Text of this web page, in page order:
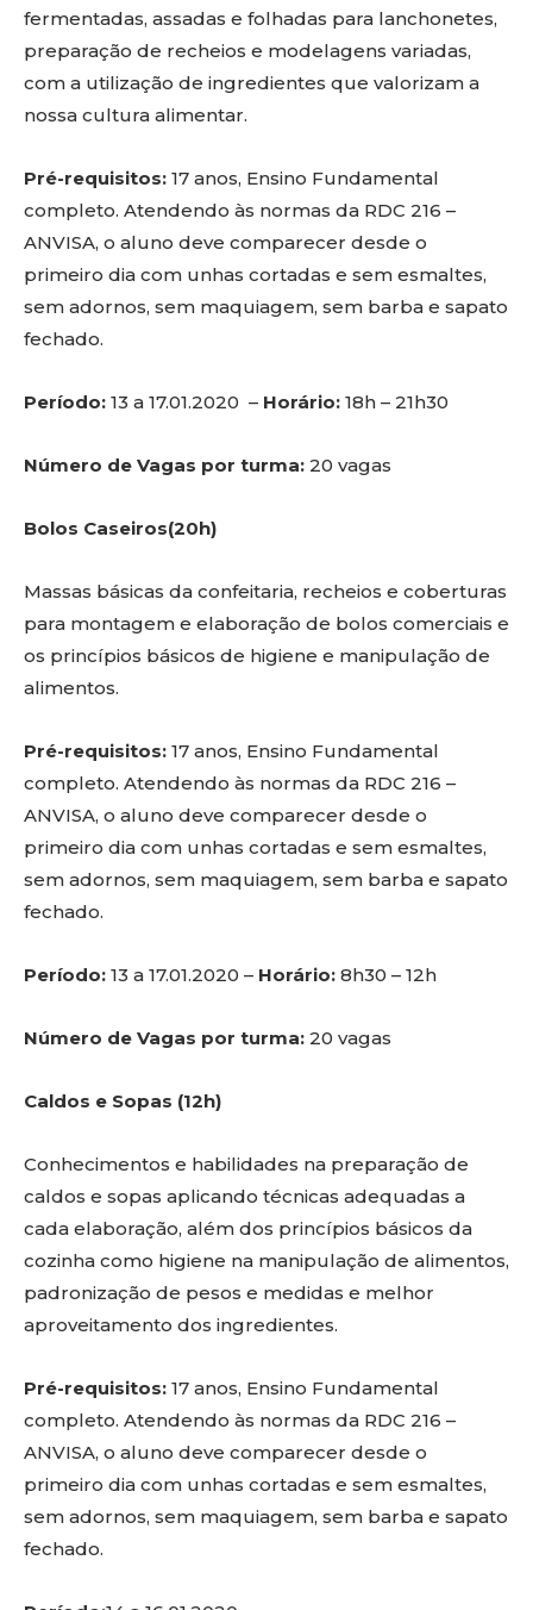
fermentadas, assadas e folhadas para lanchonetes,
preparação de recheios e modelagens variadas,
com a utilização de ingredientes que valorizam a
nossa cultura alimentar.
Pré-requisitos: 17 anos, Ensino Fundamental
completo. Atendendo às normas da RDC 216 –
ANVISA, o aluno deve comparecer desde o
primeiro dia com unhas cortadas e sem esmaltes,
sem adornos, sem maquiagem, sem barba e sapato
fechado.
Período: 13 a 17.01.2020 – Horário: 18h – 21h30
Número de Vagas por turma: 20 vagas
Bolos Caseiros(20h)
Massas básicas da confeitaria, recheios e coberturas
para montagem e elaboração de bolos comerciais e
os princípios básicos de higiene e manipulação de
alimentos.
Pré-requisitos: 17 anos, Ensino Fundamental
completo. Atendendo às normas da RDC 216 –
ANVISA, o aluno deve comparecer desde o
primeiro dia com unhas cortadas e sem esmaltes,
sem adornos, sem maquiagem, sem barba e sapato
fechado.
Período: 13 a 17.01.2020 – Horário: 8h30 – 12h
Número de Vagas por turma: 20 vagas
Caldos e Sopas (12h)
Conhecimentos e habilidades na preparação de
caldos e sopas aplicando técnicas adequadas a
cada elaboração, além dos princípios básicos da
cozinha como higiene na manipulação de alimentos,
padronização de pesos e medidas e melhor
aproveitamento dos ingredientes.
Pré-requisitos: 17 anos, Ensino Fundamental
completo. Atendendo às normas da RDC 216 –
ANVISA, o aluno deve comparecer desde o
primeiro dia com unhas cortadas e sem esmaltes,
sem adornos, sem maquiagem, sem barba e sapato
fechado.